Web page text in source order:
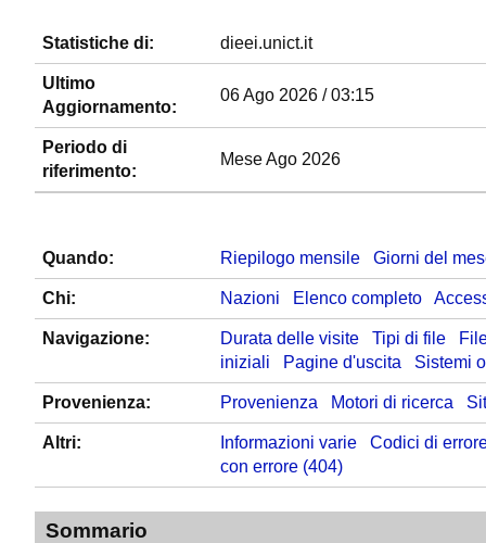
Statistiche di: dieei.unict.it
Ultimo
Aggiornamento:
06 Ago 2026 / 03:15
Periodo di
riferimento:
Mese Ago 2026
Quando: Riepilogo mensile Giorni del
Chi: Nazioni Elenco completo
Navigazione: Durata delle visite Tipi di file
iniziali
Pagine d'uscita Sistemi
Provenienza: Provenienza Motori di ricerca
Altri: Informazioni varie
Codici di
con errore (404)
Sommario